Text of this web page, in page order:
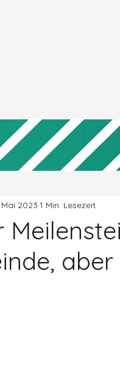
Mai 2023 1 Min. Lesezeit